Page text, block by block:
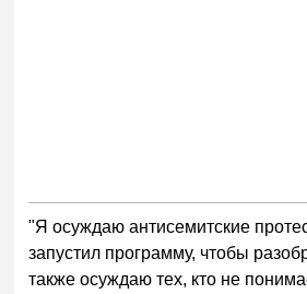
"Я осуждаю антисемитские
запустил программу, чтобы
также осуждаю тех, кто не